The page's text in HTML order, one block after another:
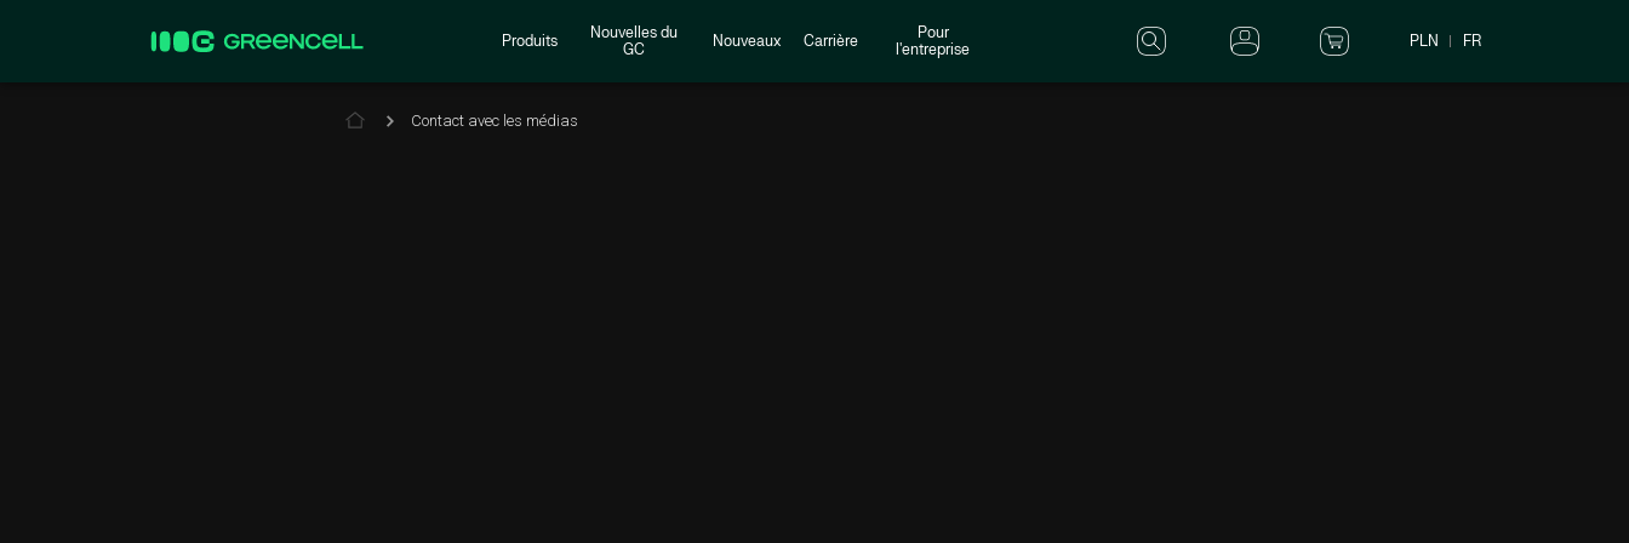
Produits
Nouvelles du
GC
Nouveaux Carrière
Pour
l'entreprise
PLN FR
Contact avec les médias